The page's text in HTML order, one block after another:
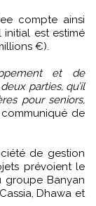
compte ainsi
est estimé
€).
et de
parties, qu’il
pour seniors,
de
de gestion
prévoient le
groupe Banyan
Dhawa et